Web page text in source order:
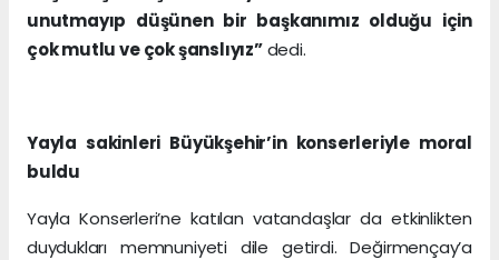
unutmayıp düşünen bir başkanımız olduğu için
çok mutlu ve çok şanslıyız”dedi.
Yayla sakinleri Büyükşehir’in konserleriyle moral
buldu
Yayla Konserleri’ne katılan vatandaşlar da etkinlikten
duydukları memnuniyeti dile getirdi. Değirmençay’a